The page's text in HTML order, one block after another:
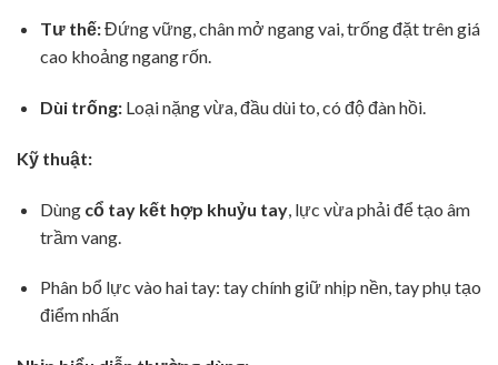
Tư thế:Đứng vững, chân mở ngang vai, trống đặt trên giá
cao khoảng ngang rốn.
Dùi trống:Loại nặng vừa, đầu dùi to, có độ đàn hồi.
Kỹ thuật:
Dùng cổ tay kết hợp khuỷu tay, lực vừa phải để tạo âm
trầm vang.
Phân bổ lực vào hai tay: tay chính giữ nhịp nền, tay phụ tạo
điểm nhấn